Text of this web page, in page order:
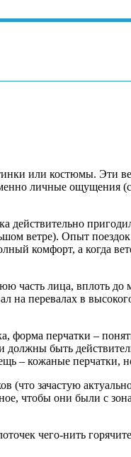
или костюмы. Эти
личные ощущения
ветре). Опыт
комфорт, а когда
часть лица, вплоть до
перевалах в
форма перчатки –
должны быть
– кожаные перчатки,
(что зачастую
чтобы они были с
чего-нить